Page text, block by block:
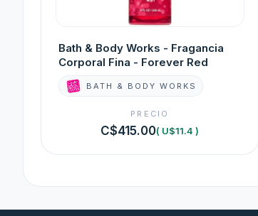
Bath & Body Works - Fragancia
Corporal Fina - Forever Red
BATH & BODY WORKS
PRECIO
C$415.00( U$11.4 )